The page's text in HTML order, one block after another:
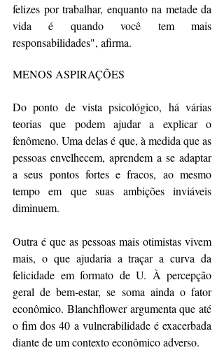
felizes por trabalhar, enquanto na metade da
vida é quando você tem mais
responsabilidades", afirma.
MENOS ASPIRAÇÕES
Do ponto de vista psicológico, há várias
teorias que podem ajudar a explicar o
fenômeno. Uma delas é que, à medida que as
pessoas envelhecem, aprendem a se adaptar
a seus pontos fortes e fracos, ao mesmo
tempo em que suas ambições inviáveis
diminuem.
Outra é que as pessoas mais otimistas vivem
mais, o que ajudaria a traçar a curva da
felicidade em formato de U. À percepção
geral de bem-estar, se soma ainda o fator
econômico. Blanchflower argumenta que até
o fim dos 40 a vulnerabilidade é exacerbada
diante de um contexto econômico adverso.